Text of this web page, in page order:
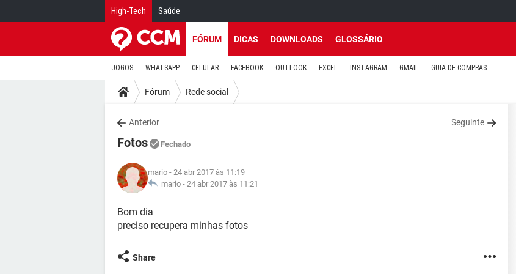
High-Tech Saúde
FÓRUM DICAS DOWNLOADS GLOSSÁRIO
JOGOS WHATSAPP CELULAR FACEBOOK OUTLOOK EXCEL INSTAGRAM GMAIL GUIA DE COMPRAS
Fórum Rede social
Anterior Seguinte
Fotos Fechado
mario - 24 abr 2017 às 11:19
mario - 24 abr 2017 às 11:21
Bom dia
preciso recupera minhas fotos
Share